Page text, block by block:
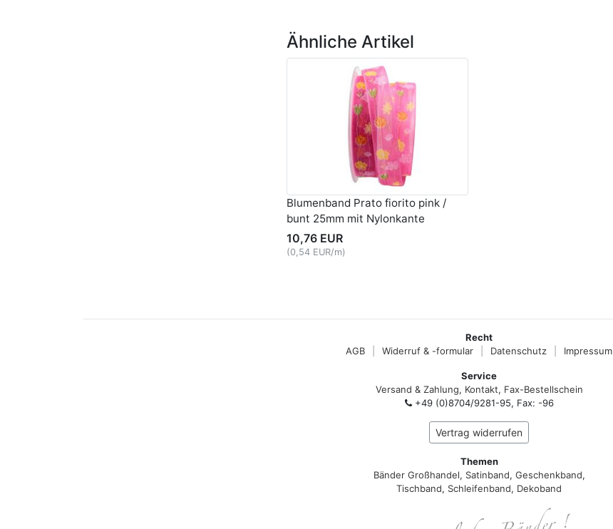
Ähnliche Artikel
Blumenband Prato fiorito pink /
bunt 25mm mit Nylonkante
10,76 EUR
(0,54 EUR/m)
Recht
AGB
Widerruf & -formular Datenschutz Impressum
Service
Versand & Zahlung, Kontakt, Fax-Bestellschein
+49 (0)8704/9281-95, Fax: -96
Vertrag widerrufen
Themen
Bänder Großhandel, Satinband, Geschenkband,
Tischband, Schleifenband, Dekoband